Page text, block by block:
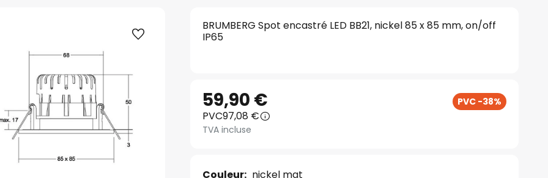
BRUMBERG Spot encastré LED BB21, nickel 85 x 85 mm, on/off
IP65
59,90 € PVC -38%
PVC97,08 €
TVA incluse
Couleur: nickel mat